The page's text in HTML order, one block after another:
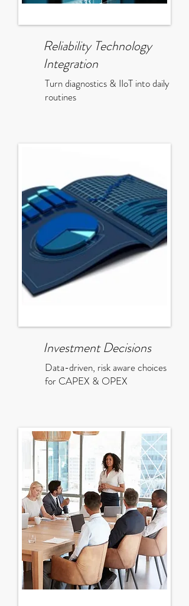
Reliability Technology
Integration
Turn diagnostics & IIoT into daily
routines
Investment Decisions
Data-driven, risk aware choices
for CAPEX & OPEX